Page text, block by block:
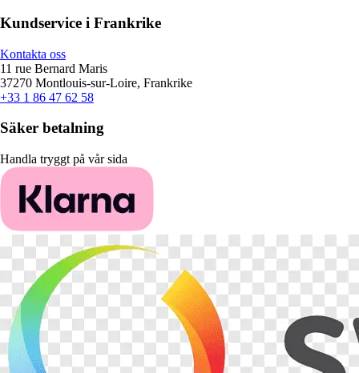
Kundservice i Frankrike
Kontakta oss
11 rue Bernard Maris
37270 Montlouis-sur-Loire, Frankrike
+33 1 86 47 62 58
Säker betalning
Handla tryggt på vår sida